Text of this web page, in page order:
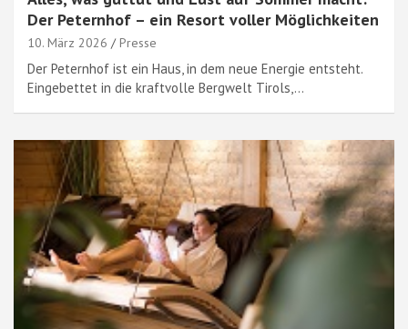
Der Peternhof – ein Resort voller Möglichkeiten
10. März 2026 Presse
Der Peternhof ist ein Haus, in dem neue Energie entsteht.
Eingebettet in die kraftvolle Bergwelt Tirols,…